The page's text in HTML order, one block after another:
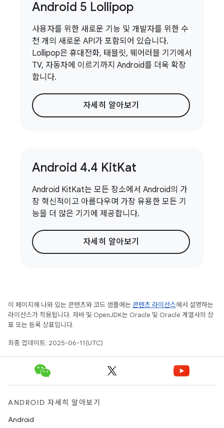
Android 5 Lollipop
사용자를 위한 새로운 기능 및 개발자를 위한 수
천 개의 새로운 API가 포함되어 있습니다.
Lollipop은 휴대전화, 태블릿, 웨어러블 기기에서
TV, 자동차에 이르기까지 Android를 더욱 확장
합니다.
자세히 알아보기
Android 4.4 KitKat
Android KitKat는 모든 장소에서 Android의 가
장 혁신적이고 아름다우며 가장 유용한 모든 기
능을 더 많은 기기에 제공합니다.
자세히 알아보기
이 페이지에 나와 있는 콘텐츠와 코드 샘플에는 콘텐츠 라이선스에서 설명하는
라이선스가 적용됩니다. 자바 및 OpenJDK는 Oracle 및 Oracle 계열사의 상
표 또는 등록 상표입니다.
최종 업데이트: 2025-06-11(UTC)
ANDROID 자세히 알아보기
Android